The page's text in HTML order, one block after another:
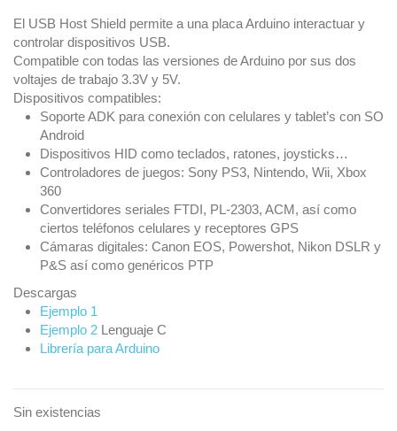
El USB Host Shield permite a una placa Arduino interactuar y
controlar dispositivos USB.
Compatible con todas las versiones de Arduino por sus dos
voltajes de trabajo 3.3V y 5V.
Dispositivos compatibles:
Soporte ADK para conexión con celulares y tablet’s con SO
Android
Dispositivos HID como teclados, ratones, joysticks…
Controladores de juegos: Sony PS3, Nintendo, Wii, Xbox
360
Convertidores seriales FTDI, PL-2303, ACM, así como
ciertos teléfonos celulares y receptores GPS
Cámaras digitales: Canon EOS, Powershot, Nikon DSLR y
P&S así como genéricos PTP
Descargas
Ejemplo 1
Ejemplo 2 Lenguaje C
Librería para Arduino
Sin existencias